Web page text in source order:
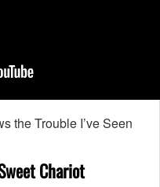
the Trouble I’ve Seen
Chariot